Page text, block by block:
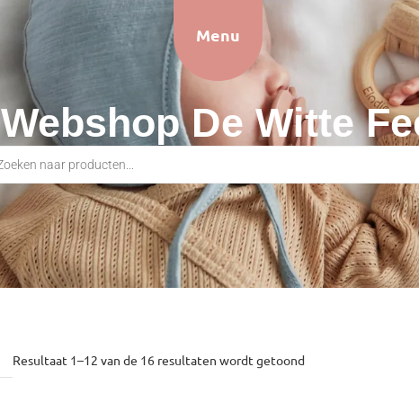
Menu
Webshop De Witte
Resultaat 1–12 van de 16 resultaten wordt getoond